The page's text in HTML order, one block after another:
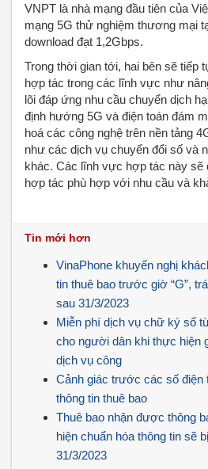
VNPT là nhà mạng đầu tiên của
mạng 5G thử nghiệm thương mại
download đạt 1,2Gbps.
Trong thời gian tới, hai bên sẽ tiếp
hợp tác trong các lĩnh vực như
lõi đáp ứng nhu cầu chuyển dịch
định hướng 5G và điện toán đám
hoá các công nghệ trên nền tảng
như các dịch vụ chuyển đổi số và
khác. Các lĩnh vực hợp tác này
hợp tác phù hợp với nhu cầu và
Tin mới hơn
VinaPhone khuyến nghị
tin thuê bao trước giờ “G”,
sau 31/3/2023
Miễn phí dịch vụ chữ ký số
cho người dân khi thực hiện
dịch vụ công
Cảnh giác trước các số điện
thông tin thuê bao
Thuê bao nhận được thông
hiện chuẩn hóa thông tin sẽ
31/3/2023